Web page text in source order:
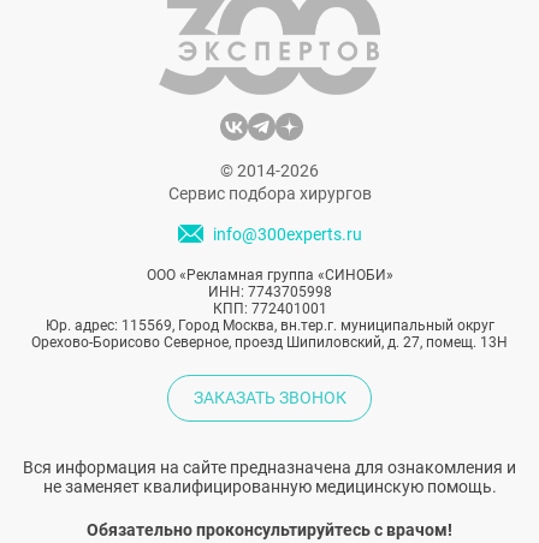
© 2014-2026
Сервис подбора хирургов
info@300experts.ru
ООО «Рекламная группа «СИНОБИ»
ИНН: 7743705998
КПП: 772401001
Юр. адрес: 115569, Город Москва, вн.тер.г. муниципальный округ
Орехово-Борисово Северное, проезд Шипиловский, д. 27, помещ. 13Н
ЗАКАЗАТЬ ЗВОНОК
Вся информация на сайте предназначена для ознакомления и
не заменяет квалифицированную медицинскую помощь.
Обязательно проконсультируйтесь с врачом!